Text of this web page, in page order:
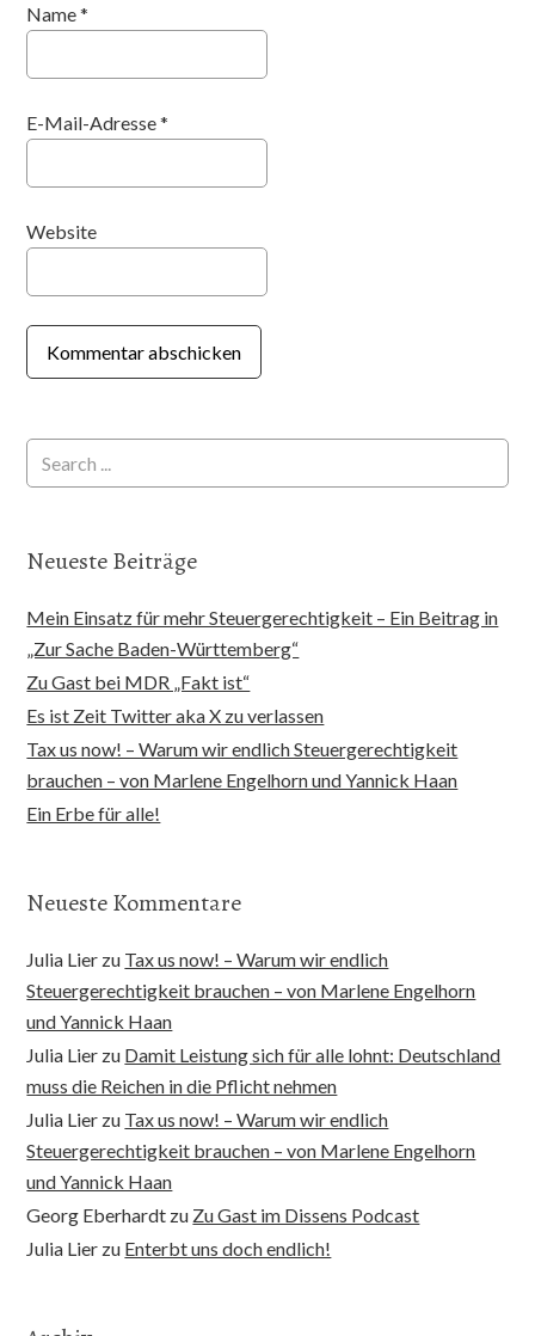
Name*
E-Mail-Adresse*
Website
Neueste Beiträge
Mein Einsatz für mehr Steuergerechtigkeit – Ein Beitrag in
„Zur Sache Baden-Württemberg“
Zu Gast bei MDR „Fakt ist“
Es ist Zeit Twitter aka X zu verlassen
Tax us now! – Warum wir endlich Steuergerechtigkeit
brauchen – von Marlene Engelhorn und Yannick Haan
Ein Erbe für alle!
Neueste Kommentare
Julia Lier zu Tax us now! – Warum wir endlich
Steuergerechtigkeit brauchen – von Marlene Engelhorn
und Yannick Haan
Julia Lier zu Damit Leistung sich für alle lohnt: Deutschland
muss die Reichen in die Pflicht nehmen
Julia Lier zu Tax us now! – Warum wir endlich
Steuergerechtigkeit brauchen – von Marlene Engelhorn
und Yannick Haan
Georg Eberhardt zu Zu Gast im Dissens Podcast
Julia Lier zu Enterbt uns doch endlich!